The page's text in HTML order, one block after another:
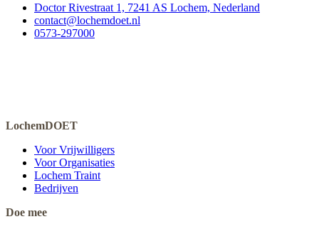
Doctor Rivestraat 1, 7241 AS Lochem, Nederland
contact@lochemdoet.nl
0573-297000
LochemDOET
Voor Vrijwilligers
Voor Organisaties
Lochem Traint
Bedrijven
Doe mee